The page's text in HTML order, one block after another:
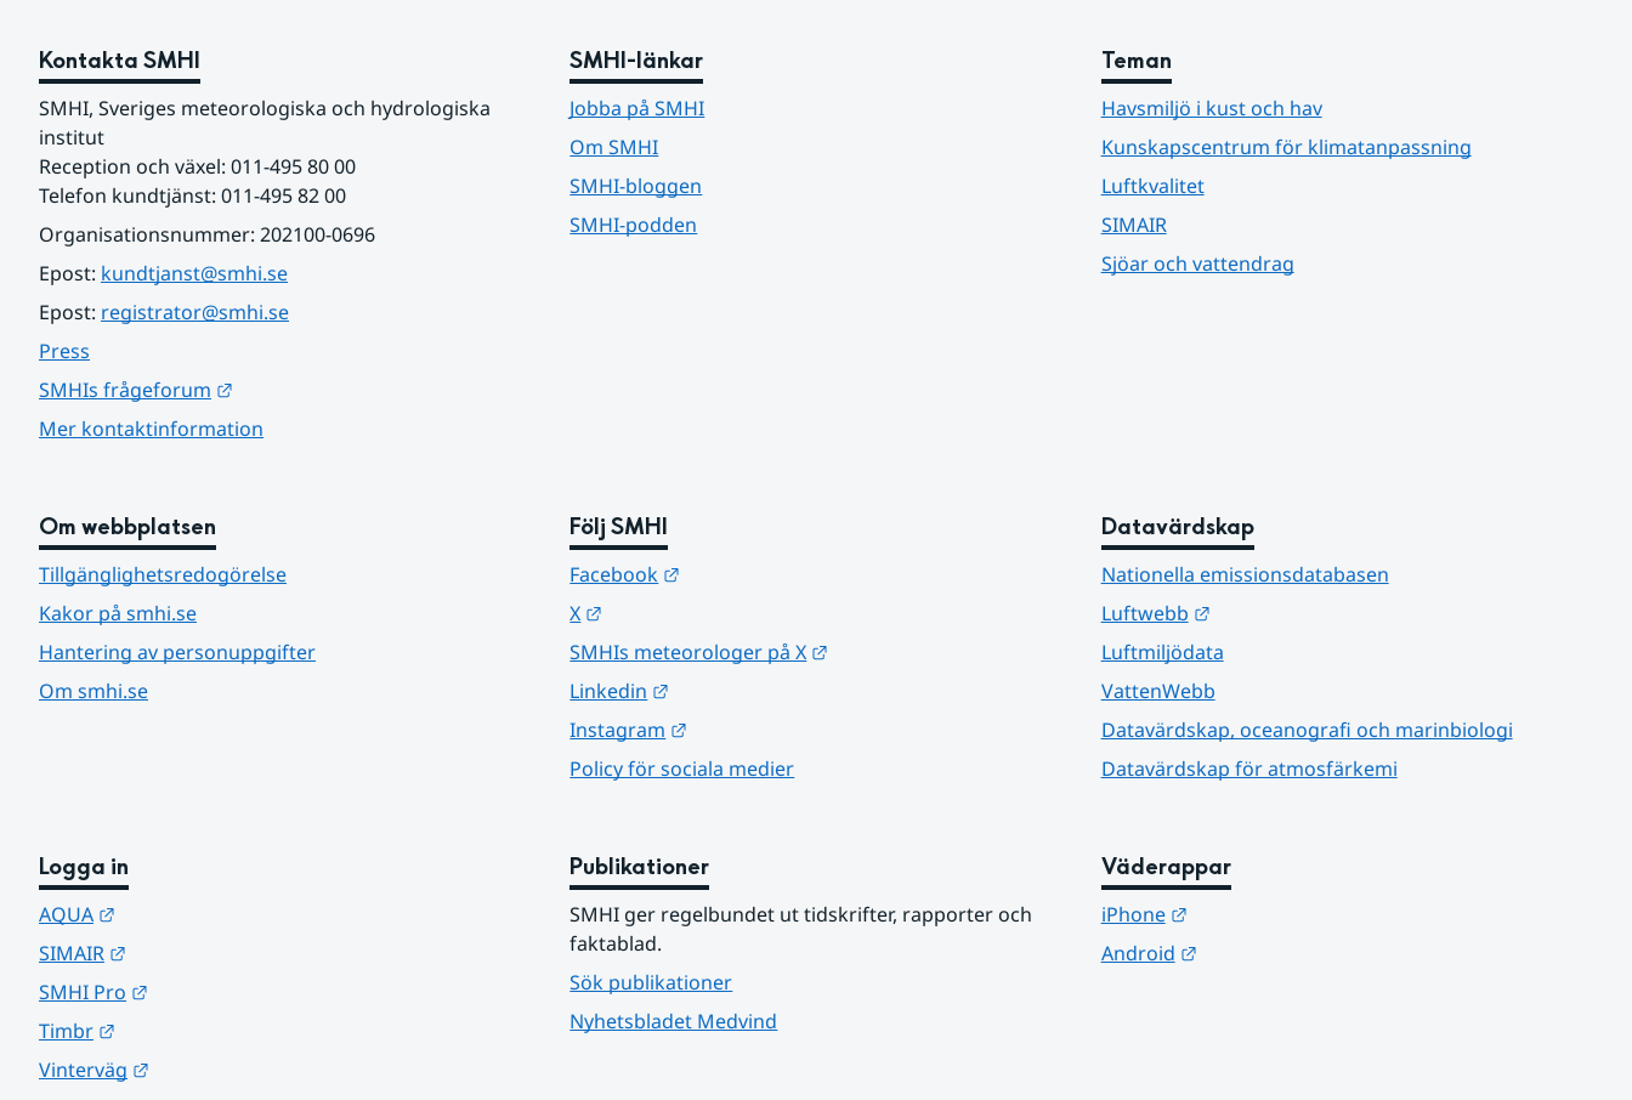
Kontakta SMHI
SMHI, Sveriges meteorologiska och hydrologiska
institut
Reception och växel: 011-495 80 00
Telefon kundtjänst: 011-495 82 00
Organisationsnummer: 202100-0696
Epost: kundtjanst@smhi.se
Epost: registrator@smhi.se
Press
SMHIs frågeforum
Mer kontaktinformation
SMHI-länkar
Jobba på SMHI
Om SMHI
SMHI-bloggen
SMHI-podden
Teman
Havsmiljö i kust och hav
Kunskapscentrum för klimatanpassning
Luftkvalitet
SIMAIR
Sjöar och vattendrag
Om webbplatsen
Tillgänglighetsredogörelse
Kakor på smhi.se
Hantering av personuppgifter
Om smhi.se
Följ SMHI
Facebook
X
SMHIs meteorologer på X
Linkedin
Instagram
Policy för sociala medier
Datavärdskap
Nationella emissionsdatabasen
Luftwebb
Länk till annan webbplats.
Luftmiljödata
VattenWebb
Datavärdskap, oceanografi och marinbiologi
Datavärdskap för atmosfärkemi
Logga in
AQUA
SIMAIR
SMHI Pro
Timbr
Vinterväg
Publikationer
SMHI ger regelbundet ut tidskrifter, rapporter och
faktablad.
Sök publikationer
Nyhetsbladet Medvind
Väderappar
iPhone
Länk till annan webbplats.
Android
Länk till annan webbplats.